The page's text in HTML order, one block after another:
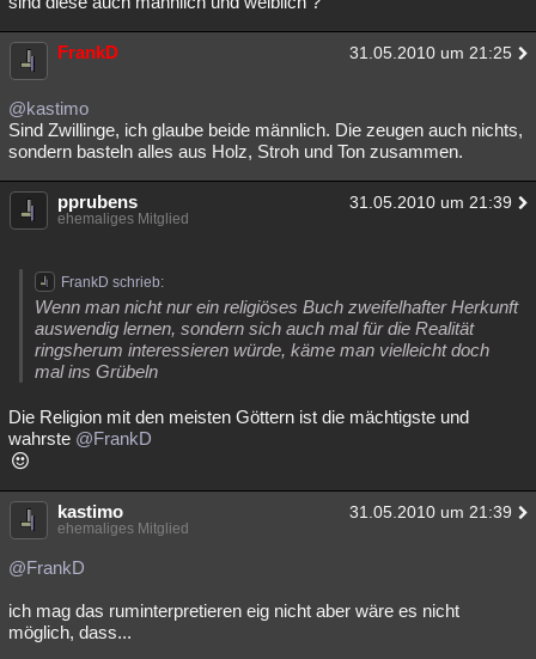
FrankD 31.05.2010 um 21:25
@kastimo
Sind Zwillinge, ich glaube beide männlich. Die zeugen auch nichts,
sondern basteln alles aus Holz, Stroh und Ton zusammen.
pprubens 31.05.2010 um 21:39
ehemaliges Mitglied
FrankD schrieb:
Wenn man nicht nur ein religiöses Buch zweifelhafter Herkunft
auswendig lernen, sondern sich auch mal für die Realität
ringsherum interessieren würde, käme man vielleicht doch
mal ins Grübeln
Die Religion mit den meisten Göttern ist die mächtigste und
wahrste @FrankD
kastimo 31.05.2010 um 21:39
ehemaliges Mitglied
@FrankD
ich mag das ruminterpretieren eig nicht aber wäre es nicht
möglich, dass...